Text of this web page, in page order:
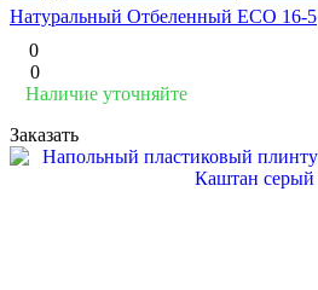
Натуральный Отбеленный ECO 16-5
0
0
Наличие уточняйте
Заказать